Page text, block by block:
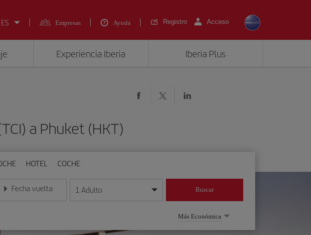
Empresas Ayuda Registro Acceso
Experiencia Iberia Iberia Plus
a Phuket (HKT)
HOTEL COCHE
formato día/mes/año
Fecha vuelta
Introduce la fecha en formato día/mes/año
1 Adulto Buscar
Más Económica